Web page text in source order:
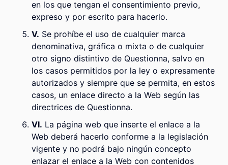
en los que tengan el consentimiento previo,
expreso y por escrito para hacerlo.
V. Se prohíbe el uso de cualquier marca
denominativa, gráfica o mixta o de cualquier
otro signo distintivo de Questionna, salvo en
los casos permitidos por la ley o expresamente
autorizados y siempre que se permita, en estos
casos, un enlace directo a la Web según las
directrices de Questionna.
VI. La página web que inserte el enlace a la
Web deberá hacerlo conforme a la legislación
vigente y no podrá bajo ningún concepto
enlazar el enlace a la Web con contenidos